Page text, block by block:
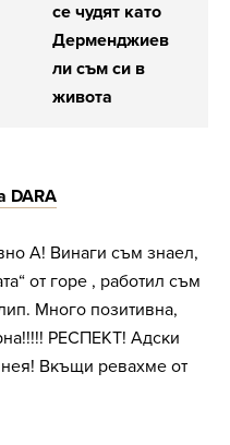
се чудят като
Дерменджиев
ли съм си в
живота
DARA
А! Винаги съм знаел,
от горе , работил съм
Много позитивна,
РЕСПЕКТ! Адски
Вкъщи ревахме от